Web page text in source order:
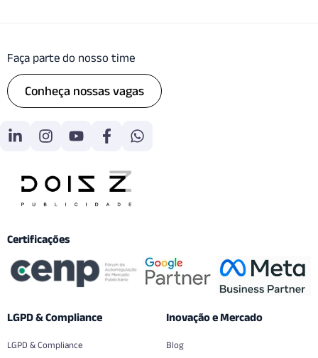
Faça parte do nosso time
Conheça nossas vagas
Certificações
LGPD & Compliance
LGPD & Compliance
Inovação e Mercado
Blog